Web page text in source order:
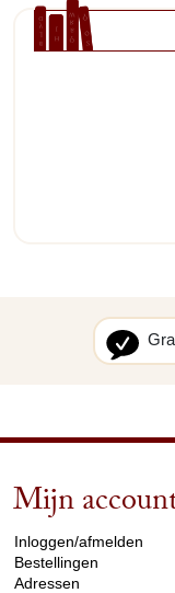
Mijn
Inloggen/afmelden
Bestellingen
Adressen